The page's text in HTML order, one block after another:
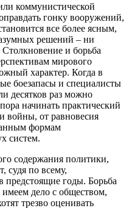
коммунистической
гонку вооружений,
все более ясным,
решений – ни
и борьба
мирового
характер. Когда в
боезапасы и специалисты
десятков раз можно
начинать практический
войны, от равновесия
формам
систем.
содержания политики,
судя по всему,
предстоящие годы. Борьба
дело с обществом,
трезво оценивать